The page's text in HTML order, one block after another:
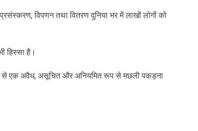
विपणन तथा वितरण दुनिया भर में लाखों लोगों को
हिस्सा है।
से एक अवैध, असूचित और अनियमित रूप से मछली पकड़ना